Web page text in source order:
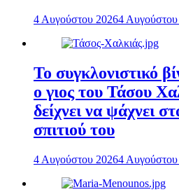
4 Αυγούστου 20264
To συγκλονιστικό
ο γιος του Τάσου
δείχνει να ψάχνει
σπιτιού του
4 Αυγούστου 20264